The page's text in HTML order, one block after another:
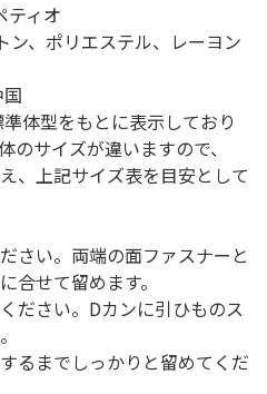
ティオ
ン、ポリエステル、レーヨン
体型をもとに表示しており
のサイズが違いますので、
、上記サイズ表を目安として
さい。両端の面ファスナーと
合せて留めます。
ださい。Dカンに引ひものス
るまでしっかりと留めてくだ